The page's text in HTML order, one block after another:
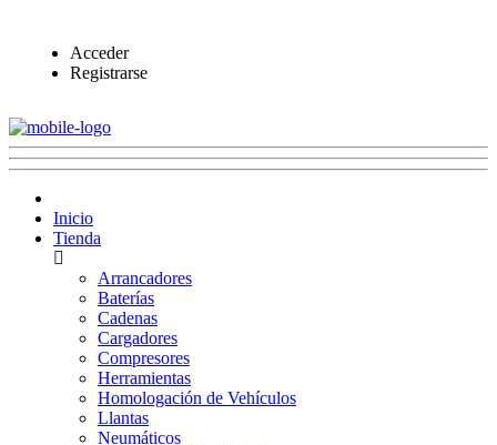
Acceder
Registrarse
Inicio
Tienda
Arrancadores
Baterías
Cadenas
Cargadores
Compresores
Herramientas
Homologación de Vehículos
Llantas
Neumáticos